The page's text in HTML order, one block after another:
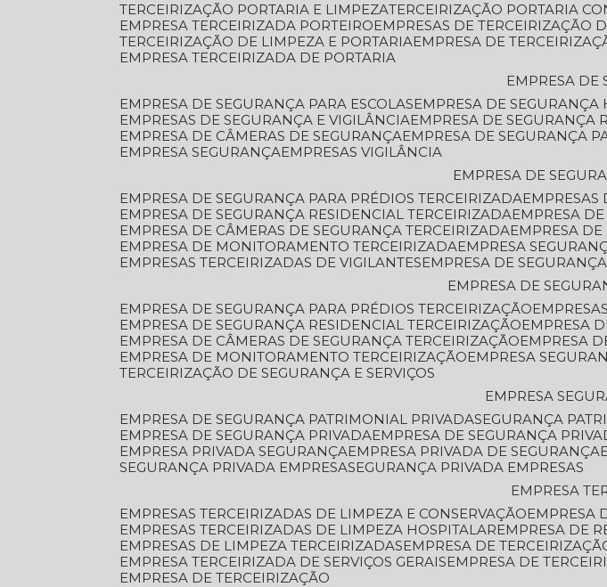
TERCEIRIZAÇÃO PORTARIA E LIMPEZA TERCEIRIZAÇÃO PORTARIA
EMPRESA TERCEIRIZADA PORTEIRO
EMPRESAS DE TERCEIRIZAÇÃO
TERCEIRIZAÇÃO DE LIMPEZA E PORTARIA
EMPRESA DE
EMPRESA TERCEIRIZADA DE PORTARIA
EMPRESA
EMPRESA DE SEGURANÇA PARA ESCOLAS
EMPRESA DE
EMPRESAS DE SEGURANÇA E VIGILÂNCIA
EMPRESA DE SEGURANÇA
EMPRESA DE CÂMERAS DE SEGURANÇA
EMPRESA DE SEGURANÇA
EMPRESA SEGURANÇA
EMPRESAS VIGILÂNCIA
EMPRESA DE
EMPRESA DE SEGURANÇA PARA PRÉDIOS TERCEIRIZADA
EMPRESA DE SEGURANÇA RESIDENCIAL TERCEIRIZADA
EMPRESA
EMPRESA DE CÂMERAS DE SEGURANÇA TERCEIRIZADA
EMPRESA
EMPRESA DE MONITORAMENTO TERCEIRIZADA
EMPRESA
EMPRESAS TERCEIRIZADAS DE VIGILANTES
EMPRESA DE
EMPRESA DE
EMPRESA DE SEGURANÇA PARA PRÉDIOS TERCEIRIZAÇÃO
EMPRESA DE SEGURANÇA RESIDENCIAL TERCEIRIZAÇÃO
EMPRESA
EMPRESA DE CÂMERAS DE SEGURANÇA TERCEIRIZAÇÃO
EMPRESA
EMPRESA DE MONITORAMENTO TERCEIRIZAÇÃO
EMPRESA
TERCEIRIZAÇÃO DE SEGURANÇA E SERVIÇOS
EMPRESA
EMPRESA DE SEGURANÇA PATRIMONIAL PRIVADA SEGURANÇA
EMPRESA DE SEGURANÇA PRIVADA
EMPRESA DE SEGURANÇA
EMPRESA PRIVADA SEGURANÇA
EMPRESA PRIVADA DE SEGURANÇA
SEGURANÇA PRIVADA EMPRESA SEGURANÇA PRIVADA EMPRESAS
EMPRESA
EMPRESAS TERCEIRIZADAS DE LIMPEZA E CONSERVAÇÃO
EMPRESAS TERCEIRIZADAS DE LIMPEZA HOSPITALAR
EMPRESA DE
EMPRESAS DE LIMPEZA TERCEIRIZADAS
EMPRESA DE
EMPRESA TERCEIRIZADA DE SERVIÇOS GERAIS
EMPRESA DE
EMPRESA DE TERCEIRIZAÇÃO